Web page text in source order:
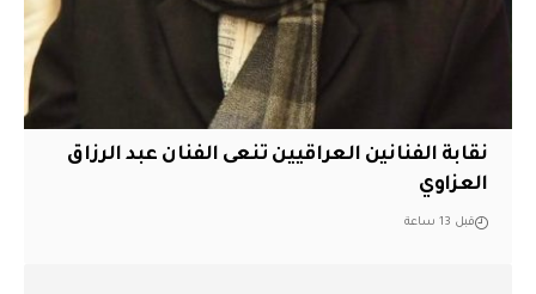
نقابة الفنانين العراقيين تنعى الفنان عبد الرزاق
العزاوي
قبل 13 ساعة